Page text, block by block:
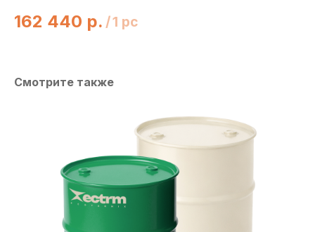
162 440 р. /1 pc
Смотрите также